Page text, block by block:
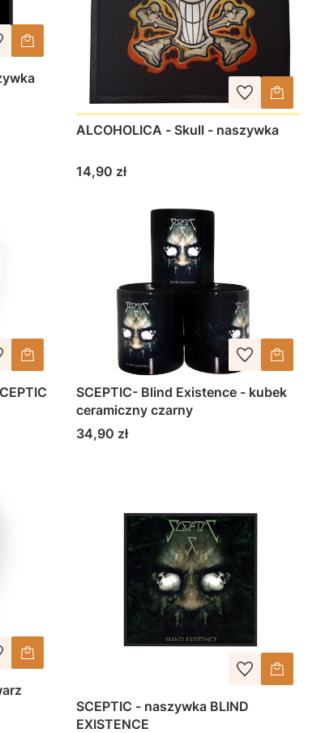
ALCOHOLICA - Skull - naszywka
Cena
14,90 zł
SCEPTIC- Blind Existence - kubek
ceramiczny czarny
Cena
34,90 zł
SCEPTIC - naszywka BLIND
EXISTENCE